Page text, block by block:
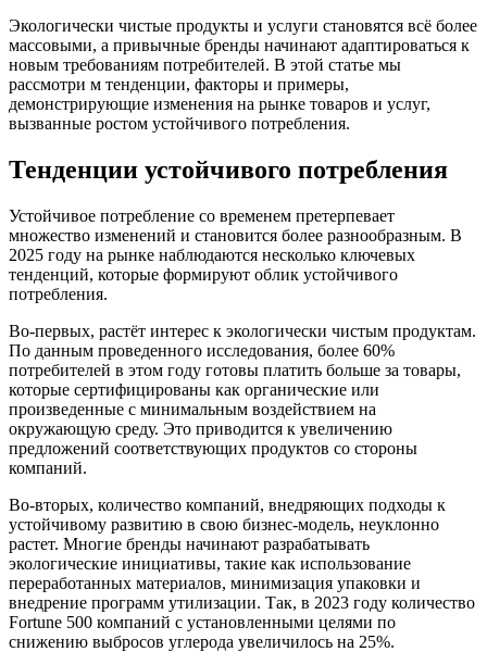
Экологически чистые продукты и услуги становятся всё более
массовыми, а привычные бренды начинают адаптироваться к
новым требованиям потребителей. В этой статье мы
рассмотри м тенденции, факторы и примеры,
демонстрирующие изменения на рынке товаров и услуг,
вызванные ростом устойчивого потребления.
Тенденции устойчивого потребления
Устойчивое потребление со временем претерпевает
множество изменений и становится более разнообразным. В
2025 году на рынке наблюдаются несколько ключевых
тенденций, которые формируют облик устойчивого
потребления.
Во-первых, растёт интерес к экологически чистым продуктам.
По данным проведенного исследования, более 60%
потребителей в этом году готовы платить больше за товары,
которые сертифицированы как органические или
произведенные с минимальным воздействием на
окружающую среду. Это приводится к увеличению
предложений соответствующих продуктов со стороны
компаний.
Во-вторых, количество компаний, внедряющих подходы к
устойчивому развитию в свою бизнес-модель, неуклонно
растет. Многие бренды начинают разрабатывать
экологические инициативы, такие как использование
переработанных материалов, минимизация упаковки и
внедрение программ утилизации. Так, в 2023 году количество
Fortune 500 компаний с установленными целями по
снижению выбросов углерода увеличилось на 25%.